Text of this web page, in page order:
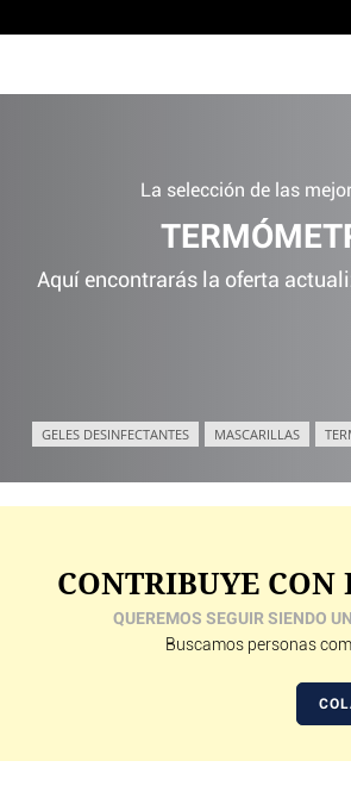
La selección de las
Aquí encontrarás la oferta
GELES DESINFECTANTES MASCARILLAS
CONTRIBUYE
QUEREMOS SEGUIR SIENDO
Buscamos personas